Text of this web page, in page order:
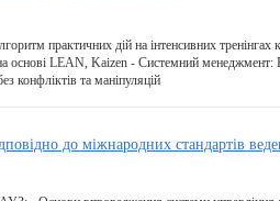
практичних дій на інтенсивних
основі LEAN, Kaizen - Системний менеджмент:
конфліктів та маніпуляцій
до міжнародних стандартів